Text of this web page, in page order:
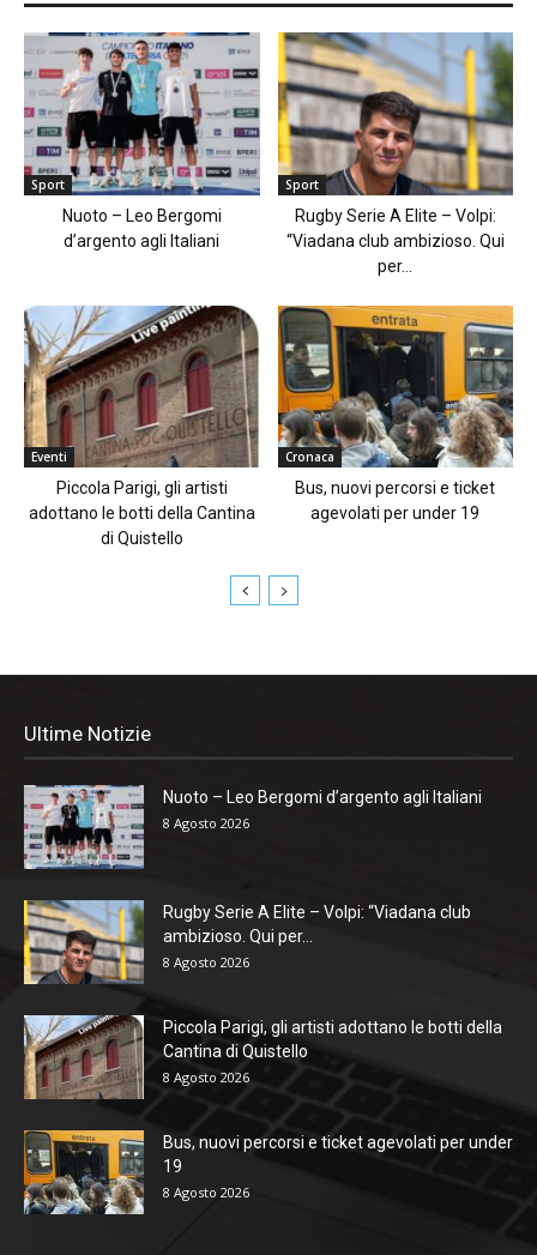
Sport
Nuoto – Leo Bergomi
d’argento agli Italiani
Sport
Rugby Serie A Elite – Volpi:
“Viadana club ambizioso. Qui
per...
Eventi
Piccola Parigi, gli artisti
adottano le botti della Cantina
di Quistello
Cronaca
Bus, nuovi percorsi e ticket
agevolati per under 19
Ultime Notizie
Nuoto – Leo Bergomi d’argento agli Italiani
8 Agosto 2026
Rugby Serie A Elite – Volpi: “Viadana club
ambizioso. Qui per...
8 Agosto 2026
Piccola Parigi, gli artisti adottano le botti della
Cantina di Quistello
8 Agosto 2026
Bus, nuovi percorsi e ticket agevolati per under
19
8 Agosto 2026